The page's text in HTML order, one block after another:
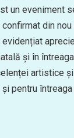
un eveniment
din
și în
artistice
pentru